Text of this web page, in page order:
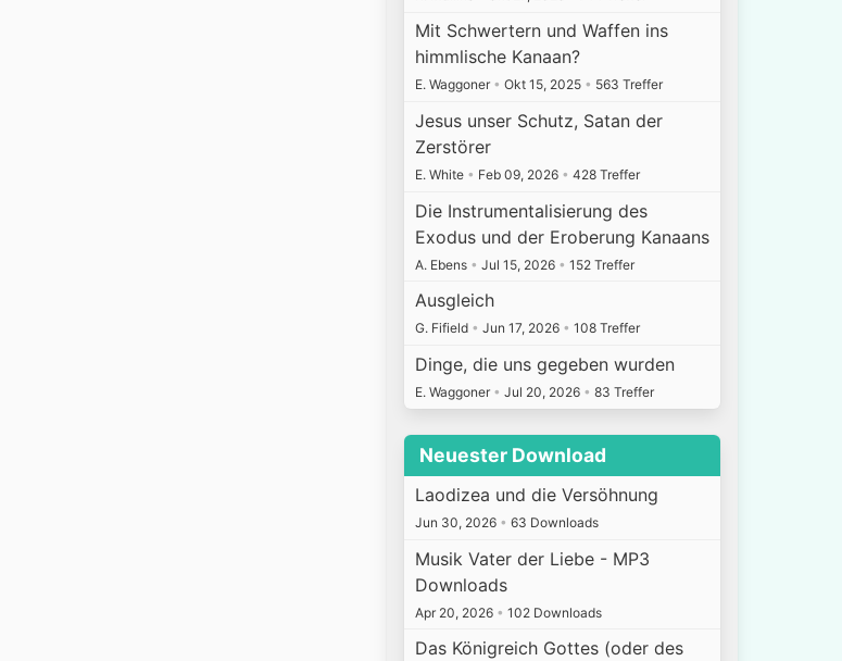
Mit Schwertern und Waffen ins
himmlische Kanaan?
E. Waggoner • Okt 15, 2025 • 563 Treffer
Jesus unser Schutz, Satan der
Zerstörer
E. White • Feb 09, 2026 • 428 Treffer
Die Instrumentalisierung des
Exodus und der Eroberung Kanaans
A. Ebens • Jul 15, 2026 • 152 Treffer
Ausgleich
G. Fifield • Jun 17, 2026 • 108 Treffer
Dinge, die uns gegeben wurden
E. Waggoner • Jul 20, 2026 • 83 Treffer
Neuester Download
Laodizea und die Versöhnung
Jun 30, 2026 • 63 Downloads
Musik Vater der Liebe - MP3
Downloads
Apr 20, 2026 • 102 Downloads
Das Königreich Gottes (oder des